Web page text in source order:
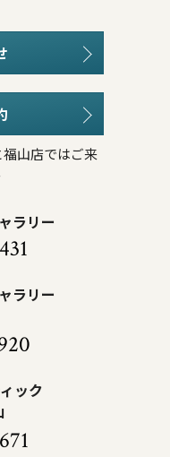
山店ではご来
ラリー
ラリー
ック